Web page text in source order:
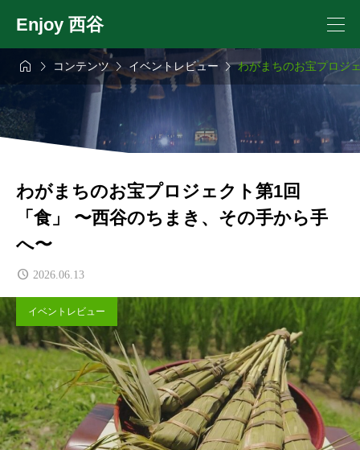
Enjoy 西谷
  コンテンツイベントレビュー わがまちのお宝プロジ
わがまちのお宝プロジェクト第1回
「食」 〜西谷のちまき、その手から手
へ〜
2026.06.13
イベントレビュー